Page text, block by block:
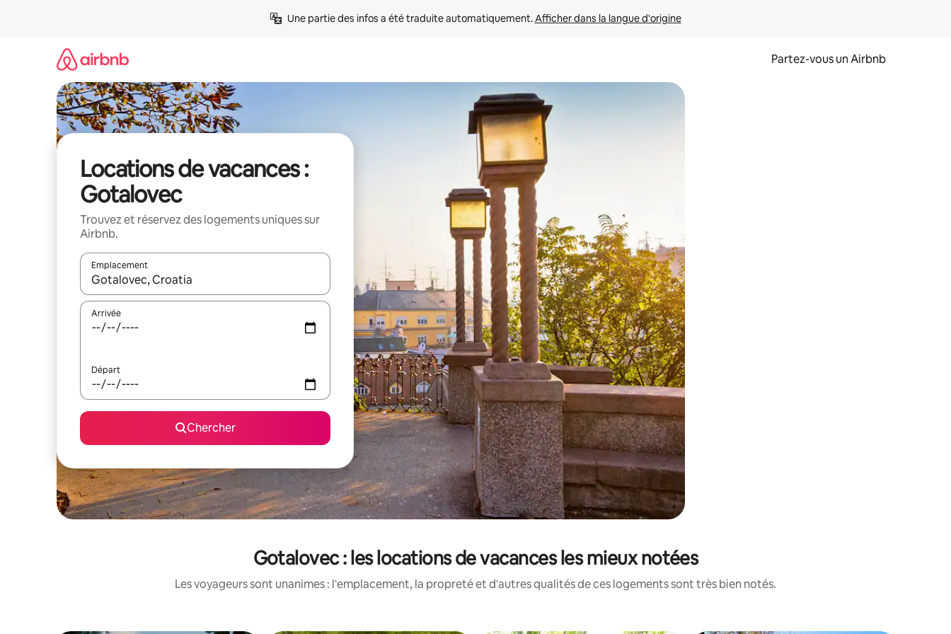
Une partie des infos a été traduite automatiquement. Afficher dans la langue d'origine
Partez-vous un Airbnb
Locations de vacances :
Gotalovec
Trouvez et réservez des logements uniques sur
Airbnb.
Emplacement
Quand les résultats sont affichés, parcourez-les en utilisant les flèches vers le haut et vers le bas, ou en appuyant dessus et en les faisant glisser.
Arrivée
Départ
Chercher
Gotalovec : les locations de vacances les mieux notées
Les voyageurs sont unanimes : l'emplacement, la propreté et d'autres qualités de ces logements sont très bien notés.